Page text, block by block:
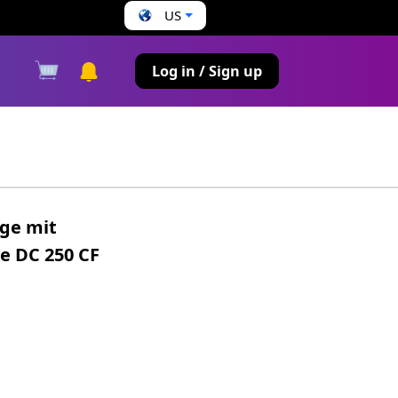
US
Log in / Sign up
mit
250 CF